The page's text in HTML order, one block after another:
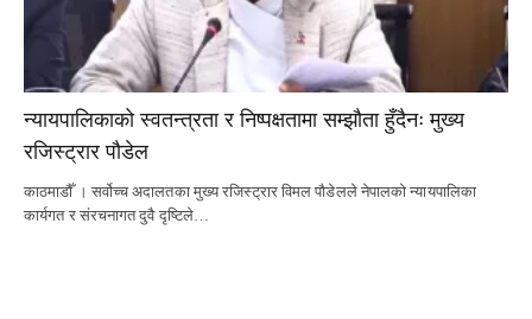
न्यायपालिकाको स्वतन्त्रता र निष्पक्षतामा सम्झौता हुँदैनः मुख्य
रजिस्ट्रार पौडेल
काठमाडौँ । सर्वोच्च अदालतका मुख्य रजिस्ट्रार विमल पौडेलले नेपालको न्यायपालिका
कार्यगत र संरचनागत दुवै दृष्टिले…